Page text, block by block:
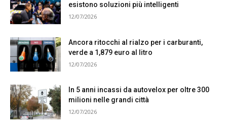
esistono soluzioni più intelligenti
12/07/2026
Ancora ritocchi al rialzo per i carburanti,
verde a 1,879 euro al litro
12/07/2026
In 5 anni incassi da autovelox per oltre 300
milioni nelle grandi città
12/07/2026